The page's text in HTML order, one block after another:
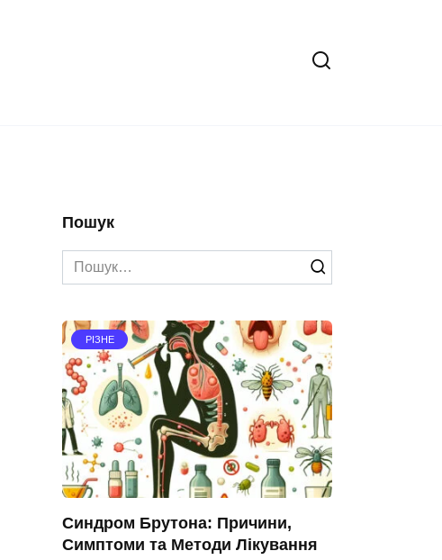
Пошук
Search
for:
РІЗНЕ
Синдром Брутона: Причини,
Симптоми та Методи Лікування